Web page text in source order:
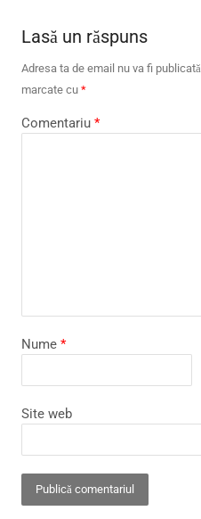
Lasă un răspuns
Adresa ta de email nu va fi
marcate cu *
Comentariu *
Nume *
Site web